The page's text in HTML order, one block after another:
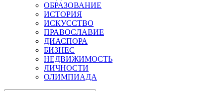
ОБРАЗОВАНИЕ
ИСТОРИЯ
ИСКУССТВО
ПРАВОСЛАВИЕ
ДИАСПОРА
БИЗНЕС
НЕДВИЖИМОСТЬ
ЛИЧНОСТИ
ОЛИМПИАДА